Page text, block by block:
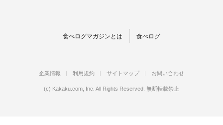
食べログマガジンとは 食べログ
企業情報 利用規約 サイトマップ お問い合わせ
(c) Kakaku.com, Inc. All Rights Reserved. 無断転載禁止